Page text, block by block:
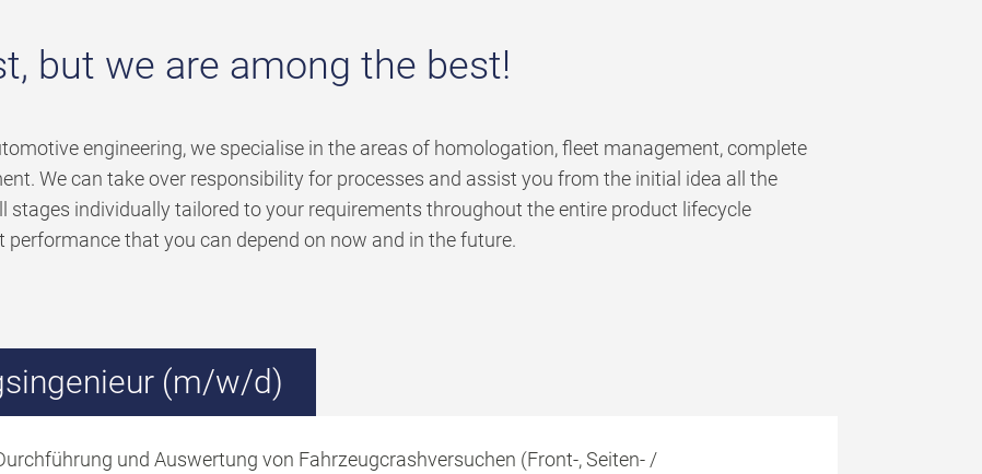
but we are among the best!
engineering, we specialise in the areas of homologation, fleet management, complete
We can take over responsibility for processes and assist you from the initial idea all the
stages individually tailored to your requirements throughout the entire product lifecycle
performance that you can depend on now and in the future.
(m/w/d)
und Auswertung von Fahrzeugcrashversuchen (Front-, Seiten- /